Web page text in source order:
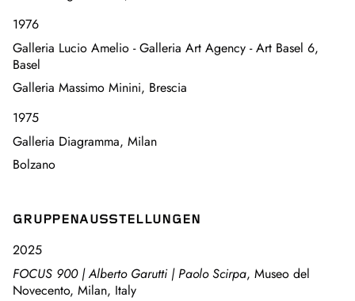
1976
Galleria Lucio Amelio - Galleria Art Agency - Art Basel 6,
Basel
Galleria Massimo Minini, Brescia
1975
Galleria Diagramma, Milan
Bolzano
GRUPPENAUSSTELLUNGEN
2025
FOCUS 900 | Alberto Garutti | Paolo Scirpa, Museo del
Novecento, Milan, Italy